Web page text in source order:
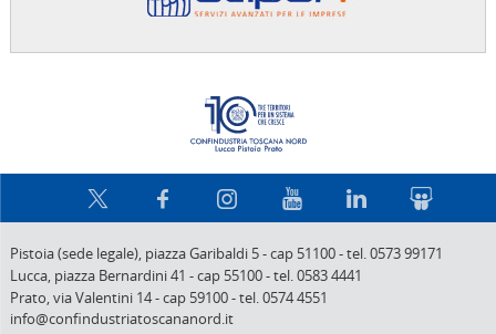
Pistoia (sede legale), piazza Garibaldi 5-cap 51100-tel. 0573 99171
Lucca, piazza Bernardini 41 -cap 55100-tel. 0583 4441
Prato,via Valentini 14-cap 59100-tel. 0574 4551
info@confindustriatoscananord.it